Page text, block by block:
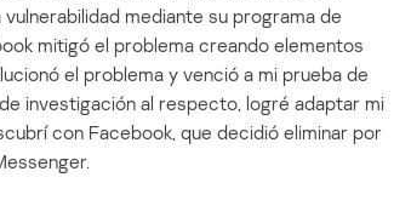
mediante su programa de
mitigó el problema creando elementos
el problema y venció a mi prueba de
investigación al respecto, logré adaptar mi
con Facebook, que decidió eliminar por